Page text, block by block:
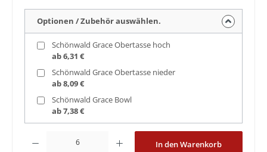
Optionen / Zubehör auswählen.
Schönwald Grace Obertasse hoch
ab 6,31 €
Schönwald Grace Obertasse nieder
ab 8,09 €
Schönwald Grace Bowl
ab 7,38 €
Produkt Anzahl: Gib den gewünschten Wert ein oder benutze die
In den Warenkorb